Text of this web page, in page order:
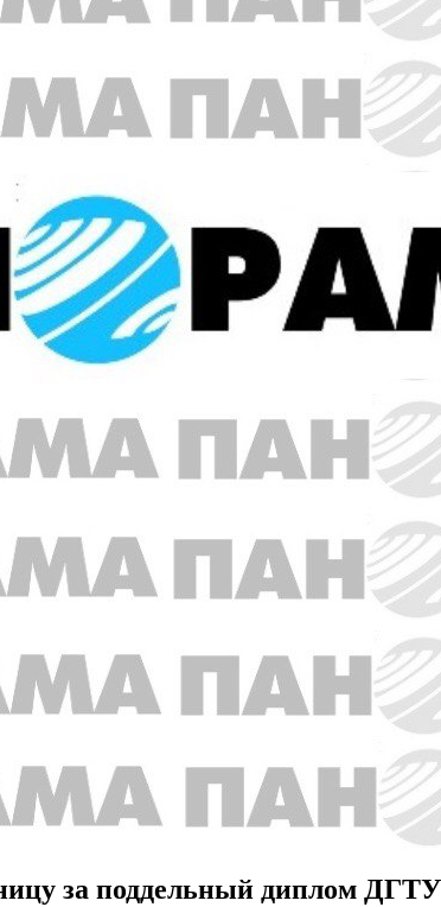
за поддельный диплом ДГТУ